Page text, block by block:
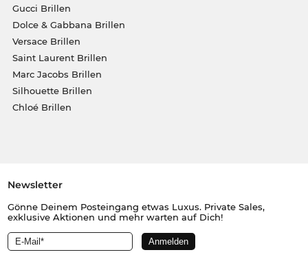
Gucci Brillen
Dolce & Gabbana Brillen
Versace Brillen
Saint Laurent Brillen
Marc Jacobs Brillen
Silhouette Brillen
Chloé Brillen
Newsletter
Gönne Deinem Posteingang etwas Luxus. Private Sales,
exklusive Aktionen und mehr warten auf Dich!